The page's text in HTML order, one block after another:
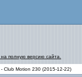
полную версию сайта.
Club Motion 230 (2015-12-22)